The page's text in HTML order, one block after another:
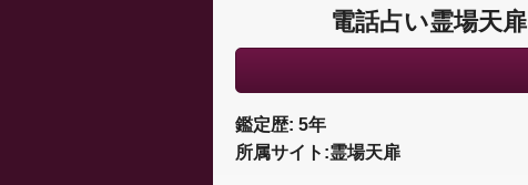
電話占い霊場天
鑑定歴: 5年
所属サイト:霊場天扉